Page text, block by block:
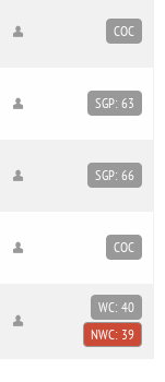
COC
SGP: 63
SGP: 66
COC
WC: 40
NWC: 39